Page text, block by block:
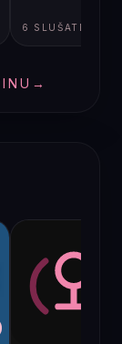
6 SLUŠATELJA
→